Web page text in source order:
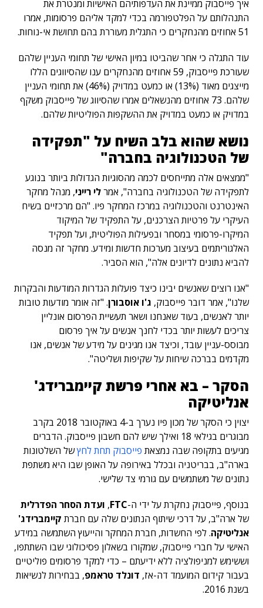
איך פייסבוק ממיינת את העדפותיהם האישיות ומנטרת את
התנהלותם על הפלטפורמה בכדי למקד אליהם פרסומות, אמרו
51 אחוזים מהנחקרים כי התגלית מעוררת בהם תחושת אי-נוחות.
עוד התגלה כי אחר שהביטו במיון האישי של תחומי העניין שלהם
שעורכת פייסבוק, 59 אחוזים מהנחקרים ענו שהסיווגים הללו
מייצגים מאוד (13%) או כמעט במדויק (46%) את תחומי העניין
שלהם. 73 אחוזים מהנשאלים אמרו שהסיווג של פייסבוק משקף
במדויק או כמעט במדויק את ההשקפות הפוליטיות שלהם.
נושא שהוא בלב השיח על "תפקידה
של הטכנולוגיה בחברה"
"ממצאים אלה מתייחסים לכמה מהסוגיות הגדולות ביותר בנוגע
לתפקידה של הטכנולוגיה בחברה", אמרלי רייני, מנהל מחקר
האינטרנט והטכנולוגיה במרכז המחקר פיו. "הם מרכזיים בשיח
העיקרי על פרטיות הצרכנים, על התפקיד של המיקוד
המיקרו-פרסומי במסחר ובפעילות הפוליטית, ועל תפקיד
האלגוריתמים בעיצוב מערכות חדשות ומידע. מחקר זה מנסה
להביא נתונים לדיונים אלה", הוא הסביר.
"אנו רוצים שאנשים יבינו כיצד פועלות הגדרות המודעות והבקרות
שלנו", אמר דובר פייסבוק, ג'ו אוסבורן. "זה אומר מודעות טובות
יותר לאנשים, בעוד שאנחנו ושאר תעשיית הפרסום אונליין
צריכים לעשות יותר בכדי לחנך אנשים על איך פרסום
מבוסס-עניין עובד, וכיצד אנו מגינים על מידע של אנשים, אנו
מקדמים בברכה שיחות על שקיפות ושליטה".
הסקר – בא אחרי פרשת קיימברידג'
אנליטיקה
יצוין כי הסקר של מכון פיו נערך ב-4 באוקטובר 2018 בקרב
מבוגרים בגילאי 18 ואילך שיש להם חשבון פייסבוק. הדברים
מגיעים בתקופה שבה נמצאת פייסבוק תחת לחץשל השלטונות
בארה"ב, בבריטניה ובכלל באירופה על האופן שבו היא משתפת
נתונים של משתמשים עם גורמי צד שלישי.
בנוסף, פייסבוק נחקרת על ידי ה-FTC
, ועדת הסחר הפדרלית
של ארה"ב, על דרכי שיתוף הנתונים שלה עם חברת קיימברידג'
אנליטיקה. לפי החשדות, חברת המחקר והייעוץ השתמשה במידע
האישי על חברי פייסבוק, שמקורו בשאלון פסיכולוגי שבו השתתפו,
וששימש למניפולציה ללא ידיעתם – כדי למקד פרסומים פוליטיים
בעבור קידום המועמד דה-אז, דונלד טראמפ, בבחירות לנשיאות
בשנת 2016.